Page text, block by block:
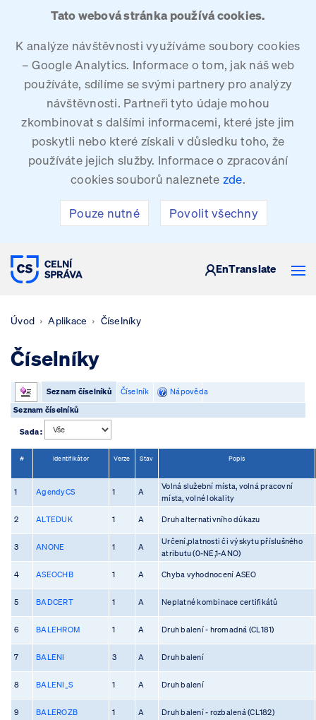
Tato webová stránka používá cookies.
K analýze návštěvnosti využíváme soubory cookies
– Google Analytics. Informace o tom, jak náš web
používáte, sdílíme se svými partnery pro analýzy
návštěvnosti. Partneři tyto údaje mohou
zkombinovat s dalšími informacemi, které jste jim
poskytli nebo které získali v důsledku toho, že
používáte jejich služby. Informace o zpracování
cookies souborů naleznete zde.
Pouze nutné Povolit všechny
CELNÍ SPRÁVA ČESKÉ REPUBLIKY
EnTranslate
Úvod Aplikace Číselníky
Číselníky
Seznam číselníků Číselník
Nápověda
Seznam číselníků
Sada :
# Identifikátor Verze Stav Popis
1 AgendyCS 1 A
Volná služební místa, volná pracovní
místa, volné lokality
2 ALTEDUK 1 A Druh alternativního důkazu
3 ANONE 1 A
Určení,platnosti či výskytu příslušného
atributu (0-NE,1-ANO)
4 ASEOCHB 1 A Chyba vyhodnocení ASEO
5 BADCERT 1 A Neplatné kombinace certifikátů
6 BALEHROM 1 A Druh balení - hromadná (CL181)
7 BALENI 3 A Druh balení
8 BALENI_S 1 A Druh balení
9 BALEROZB 1 A Druh balení - rozbalená (CL182)